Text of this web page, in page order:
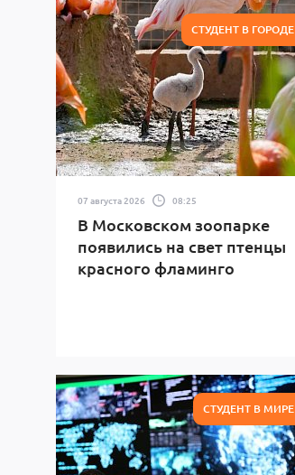
СТУДЕНТ В ГОРОДЕ
07 августа 2026 08:25
В Московском зоопарке
появились на свет птенцы
красного фламинго
СТУДЕНТ В МИРЕ